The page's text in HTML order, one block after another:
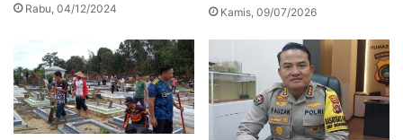
Rabu, 04/12/2024 Kamis, 09/07/2026